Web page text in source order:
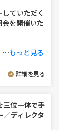
ていただく
を開催いた
⋯もっと見る
詳細を見る
位一体で手
／ディレクタ